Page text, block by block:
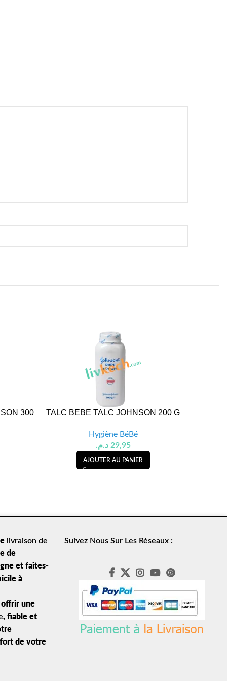
300 TALC BEBE TALC JOHNSON 200 G
Hygiène BéBé
29,95 د.م.
AJOUTER AU PANIER
livraison de
de
et faites-
à
offrir une
, fiable et
de votre
Suivez Nous Sur Les Réseaux :